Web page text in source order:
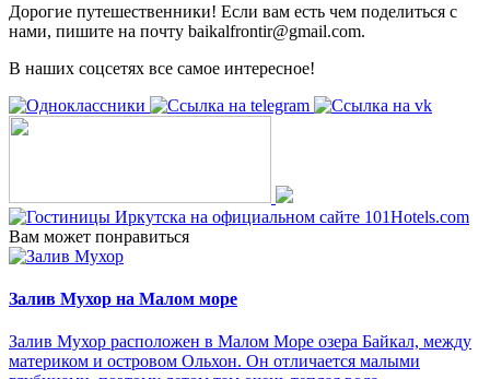
Дорогие путешественники! Если вам есть чем поделиться с
нами, пишите на почту baikalfrontir@gmail.com.
В наших соцсетях все самое интересное!
Вам может понравиться
Залив Мухор на Малом море
Залив Мухор расположен в Малом Море озера Байкал, между
материком и островом Ольхон. Он отличается малыми